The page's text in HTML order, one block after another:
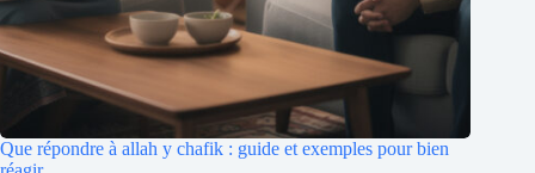
Que répondre à allah y chafik : guide et exemples pour bien